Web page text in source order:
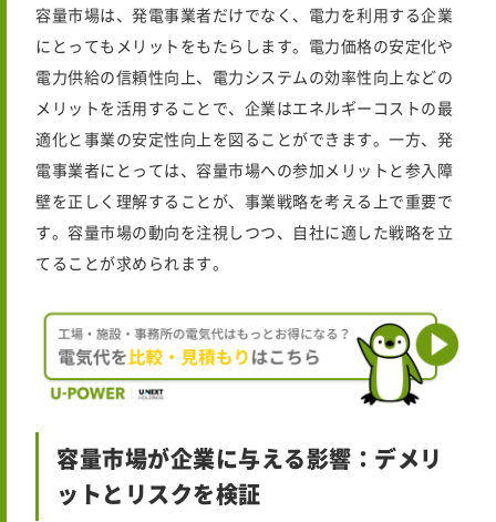
容量市場は、発電事業者だけでなく、電力を利用する企業
にとってもメリットをもたらします。電力価格の安定化や
電力供給の信頼性向上、電力システムの効率性向上などの
メリットを活用することで、企業はエネルギーコストの最
適化と事業の安定性向上を図ることができます。一方、発
電事業者にとっては、容量市場への参加メリットと参入障
壁を正しく理解することが、事業戦略を考える上で重要で
す。容量市場の動向を注視しつつ、自社に適した戦略を立
てることが求められます。
容量市場が企業に与える影響：デメリ
ットとリスクを検証